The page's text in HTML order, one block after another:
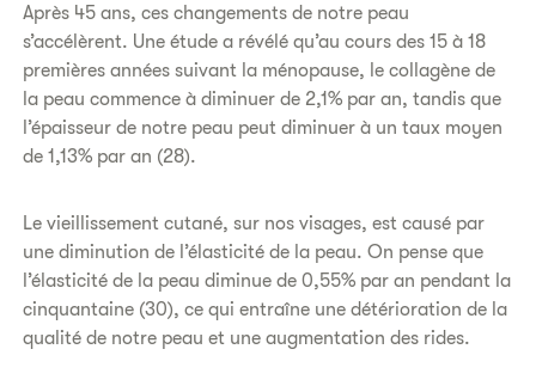
Après 45 ans, ces changements de notre peau
s’accélèrent. Une étude a révélé qu’au cours des 15 à 18
premières années suivant la ménopause, le collagène de
la peau commence à diminuer de 2,1% par an, tandis que
l’épaisseur de notre peau peut diminuer à un taux moyen
de 1,13% par an (28).
Le vieillissement cutané, sur nos visages, est causé par
une diminution de l’élasticité de la peau. On pense que
l’élasticité de la peau diminue de 0,55% par an pendant la
cinquantaine (30), ce qui entraîne une détérioration de la
qualité de notre peau et une augmentation des rides.